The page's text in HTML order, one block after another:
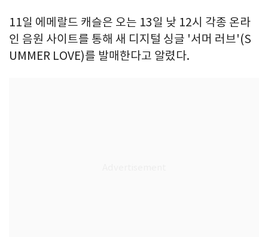
11일 에메랄드 캐슬은 오는 13일 낮 12시 각종 온라
인 음원 사이트를 통해 새 디지털 싱글 '서머 러브'(S
UMMER LOVE)를 발매한다고 알렸다.